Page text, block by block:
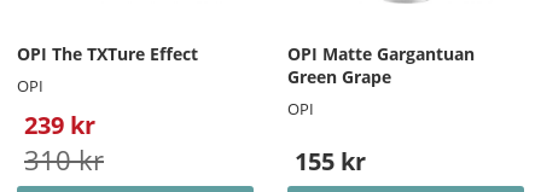
OPI The TXTure Effect
OPI
239 kr
310 kr
OPI Matte Gargantuan
Green Grape
OPI
155 kr